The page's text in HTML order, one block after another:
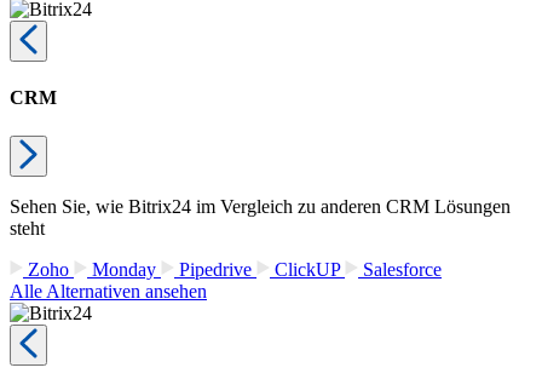
CRM
Sehen Sie, wie Bitrix24 im Vergleich zu anderen CRM Lösungen
steht
Zoho
Monday Pipedrive ClickUP
Salesforce
Alle Alternativen ansehen